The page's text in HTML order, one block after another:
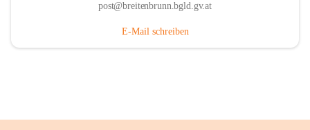
post@breitenbrunn.bgld.gv.at
E-Mail schreiben